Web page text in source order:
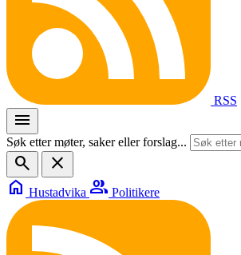
RSS
menu
Søk etter møter, saker eller forslag...
search
close
home Hustadvika group Politikere